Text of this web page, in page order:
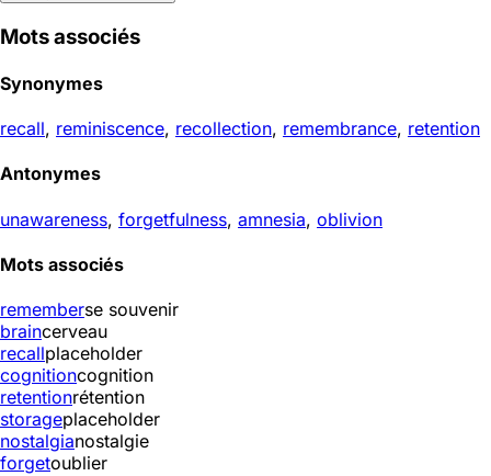
Mots associés
Synonymes
recall, reminiscence, recollection, remembrance, retention
Antonymes
unawareness, forgetfulness, amnesia, oblivion
Mots associés
rememberse souvenir
braincerveau
recallplaceholder
cognitioncognition
retentionrétention
storageplaceholder
nostalgianostalgie
forgetoublier